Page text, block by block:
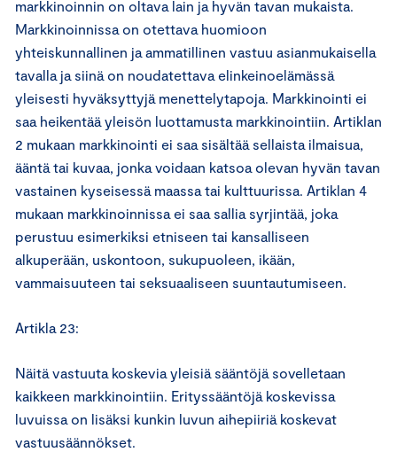
markkinoinnin on oltava lain ja hyvän tavan mukaista.
Markkinoinnissa on otettava huomioon
yhteiskunnallinen ja ammatillinen vastuu asianmukaisella
tavalla ja siinä on noudatettava elinkeinoelämässä
yleisesti hyväksyttyjä menettelytapoja. Markkinointi ei
saa heikentää yleisön luottamusta markkinointiin. Artiklan
2 mukaan markkinointi ei saa sisältää sellaista ilmaisua,
ääntä tai kuvaa, jonka voidaan katsoa olevan hyvän tavan
vastainen kyseisessä maassa tai kulttuurissa. Artiklan 4
mukaan markkinoinnissa ei saa sallia syrjintää, joka
perustuu esimerkiksi etniseen tai kansalliseen
alkuperään, uskontoon, sukupuoleen, ikään,
vammaisuuteen tai seksuaaliseen suuntautumiseen.
Artikla 23:
Näitä vastuuta koskevia yleisiä sääntöjä sovelletaan
kaikkeen markkinointiin. Erityssääntöjä koskevissa
luvuissa on lisäksi kunkin luvun aihepiiriä koskevat
vastuusäännökset.